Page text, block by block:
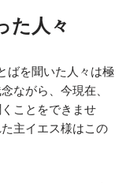
た人々
ばを聞いた人々は極
ながら、今現在、
ことをできませ
主イエス様はこの